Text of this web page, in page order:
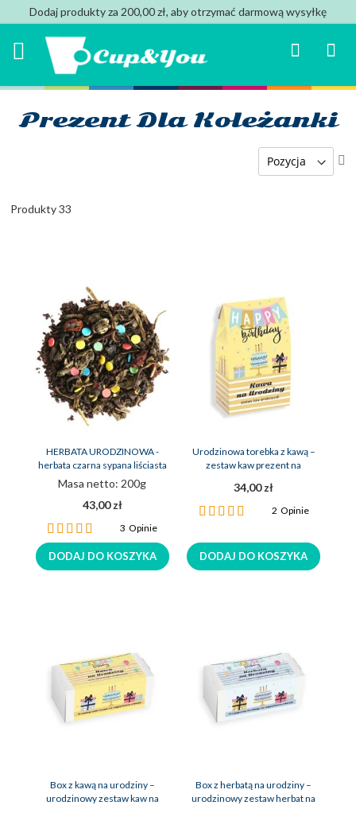
Dodaj produkty za 200,00 zł, aby otrzymać darmową wysyłkę
Mój
Search
Prezent Dla Koleżanki
Produkty33
HERBATA URODZINOWA -
herbata czarna sypana liściasta
Masa netto: 200g
43,00 zł
Ocena:
100%
3Opinie
DODAJ DO KOSZYKA
Urodzinowa torebka z kawą –
zestaw kaw prezent na
34,00 zł
Ocena:
2 Opinie
DODAJ DO KOSZYKA
Box z kawą na urodziny –
urodzinowy zestaw kaw na
Box z herbatą na urodziny –
urodzinowy zestaw herbat na